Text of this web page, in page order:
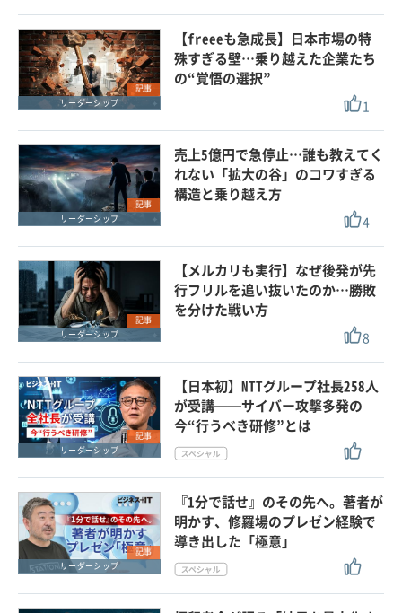
記事
リーダーシップ
【freeeも急成長】日本市場の特
殊すぎる壁…乗り越えた企業たち
の“覚悟の選択”
1
記事
リーダーシップ
売上5億円で急停止…誰も教えてく
れない「拡大の谷」のコワすぎる
構造と乗り越え方
4
記事
リーダーシップ
【メルカリも実行】なぜ後発が先
行フリルを追い抜いたのか…勝敗
を分けた戦い方
8
記事
リーダーシップ
【日本初】NTTグループ社長258人
が受講──サイバー攻撃多発の
今“行うべき研修”とは
記事
リーダーシップ
『1分で話せ』のその先へ。著者が
明かす、修羅場のプレゼン経験で
導き出した「極意」